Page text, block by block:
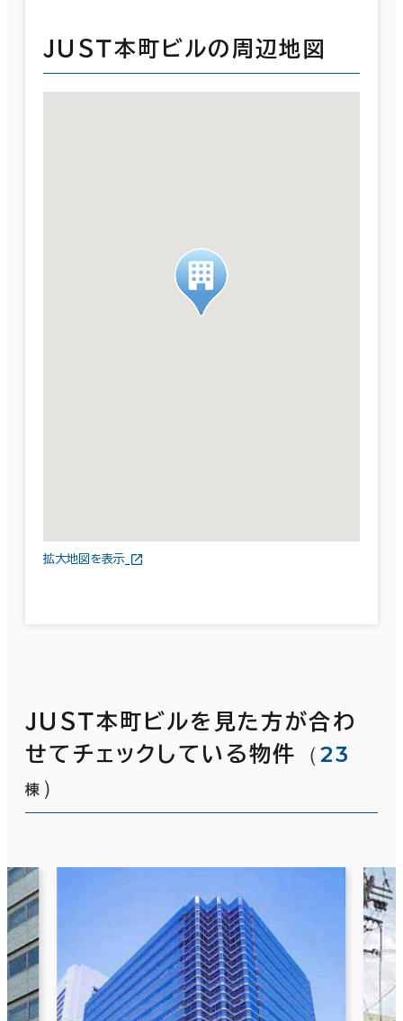
ＪＵＳＴ本町ビルの周辺地図
拡大地図を表示
ＪＵＳＴ本町ビルを見た方が合わ
せてチェックしている物件
（23
棟 ）